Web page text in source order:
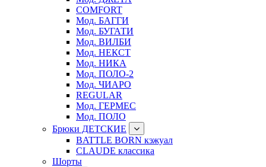
COMFORT
Мод. БАГГИ
Мод. БУГАТИ
Мод. ВИЛБИ
Мод. НЕКСТ
Мод. НИКА
Мод. ПОЛО-2
Мод. ЧИАРО
REGULAR
Мод. ГЕРМЕС
Мод. ПОЛО
Брюки ДЕТСКИЕ
BATTLE BORN кэжуал
CLAUDE классика
Шорты